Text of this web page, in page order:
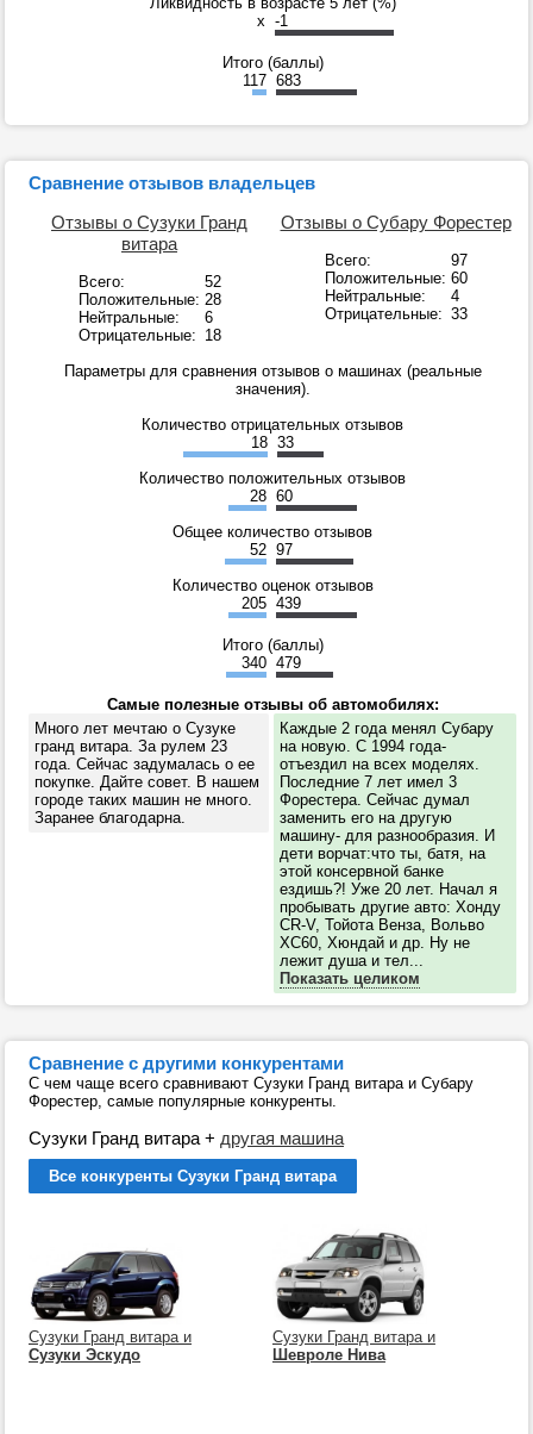
x -1
Итого (баллы)
117 683
Сравнение отзывов владельцев
Отзывы о Сузуки Гранд
витара
Всего:
52
Положительные: 28
Нейтральные:
6
Отрицательные: 18
Отзывы о Субару Форестер
Всего:
97
Положительные: 60
Нейтральные:
4
Отрицательные: 33
Параметры для сравнения отзывов о машинах (реальные
значения).
Количество отрицательных отзывов
18 33
Количество положительных отзывов
28 60
Общее количество отзывов
52 97
Количество оценок отзывов
205 439
Итого (баллы)
340 479
Самые полезные отзывы об автомобилях:
Много лет мечтаю о Сузуке
гранд витара. За рулем 23
года. Сейчас задумалась о ее
покупке. Дайте совет. В нашем
городе таких машин не много.
Заранее благодарна.
Каждые 2 года менял Субару
на новую. С 1994 года-
отъездил на всех моделях.
Последние 7 лет имел 3
Форестера. Сейчас думал
заменить его на другую
машину- для разнообразия. И
дети ворчат:что ты, батя, на
этой консервной банке
ездишь?! Уже 20 лет. Начал я
пробывать другие авто: Хонду
CR-V, Тойота Венза, Вольво
ХС60, Хюндай и др. Ну не
лежит душа и тел...
Показать целиком
Сравнение с другими конкурентами
С чем чаще всего сравнивают Сузуки Гранд витара и Субару
Форестер, самые популярные конкуренты.
Сузуки Гранд витара + другая машина
Все конкуренты Сузуки Гранд витара
Сузуки Гранд витара и
Сузуки Эскудо
Сузуки Гранд витара и
Шевроле Нива